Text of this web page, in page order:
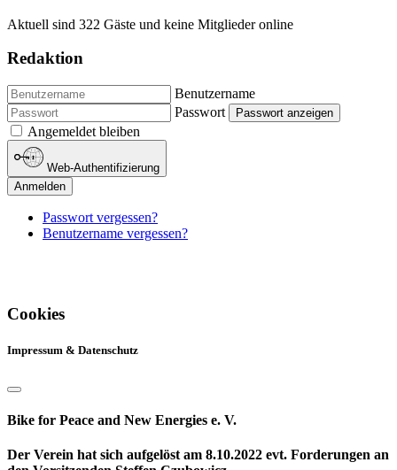
Aktuell sind 322 Gäste und keine Mitglieder online
Redaktion
Benutzername
Passwort
Passwort anzeigen
Angemeldet bleiben
Web-Authentifizierung
Anmelden
Passwort vergessen?
Benutzername vergessen?
Cookies
Impressum & Datenschutz
Bike for Peace and New Energies e. V.
Der Verein hat sich aufgelöst am 8.10.2022 evt. Forderungen an